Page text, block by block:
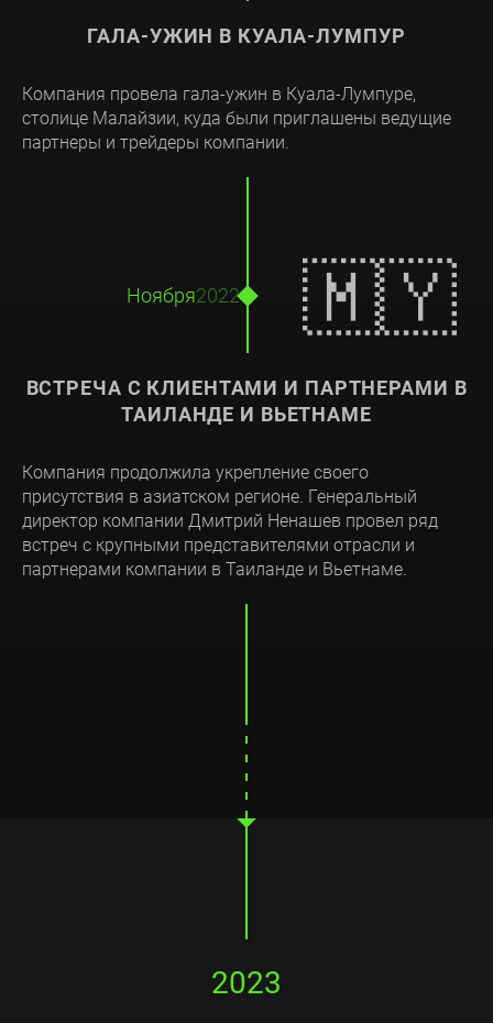
ГАЛА-УЖИН В КУАЛА-ЛУМПУР
Компания провела гала-ужин в Куала-Лумпуре,
столице Малайзии, куда были приглашены ведущие
партнеры и трейдеры компании.
ВСТРЕЧА С КЛИЕНТАМИ И ПАРТНЕРАМИ В
ТАИЛАНДЕ И ВЬЕТНАМЕ
Компания продолжила укрепление своего
присутствия в азиатском регионе. Генеральный
директор компании Дмитрий Ненашев провел ряд
встреч с крупными представителями отрасли и
партнерами компании в Таиланде и Вьетнаме.
Ноября2022 🇲🇾
2023